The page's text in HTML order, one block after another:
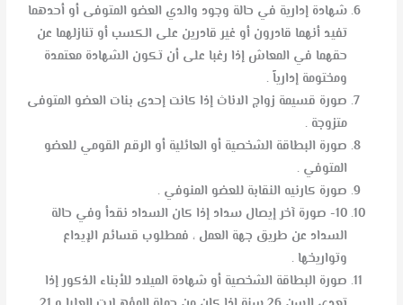
شهادة إدارية في حالة وجود والدي العضو المتوفى أو أحدهما
تفيد أنهما قادرون أو غير قادرين على الكسب أو تنازلهما عن
حقهما في المعاش إذا رغبا على أن تكون الشهادة معتمدة
ومختومة إدارياً .
صورة قسيمة زواج الاناث إذا كانت إحدى بنات العضو المتوفى
متزوجة .
صورة البطاقة الشخصية أو العائلية أو الرقم القومي للعضو
المتوفي .
صورة كارنيه النقابة للعضو المنوفي .
10- صورة آخر إيصال سداد إذا كان السداد نقدأ وفي حالة
السداد عن طريق جهة العمل ، فمطلوب قسائم الإيداع
وتواريخها .
صورة البطاقة الشخصية أو شهادة الميلاد للأبناء الذكور إذا